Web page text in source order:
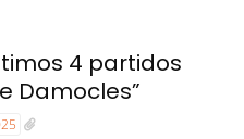
4 partidos
Damocles”